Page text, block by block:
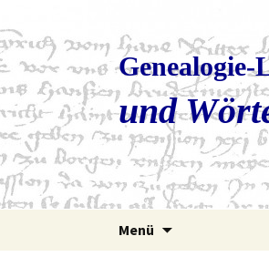
Genealogie-
und
Menü